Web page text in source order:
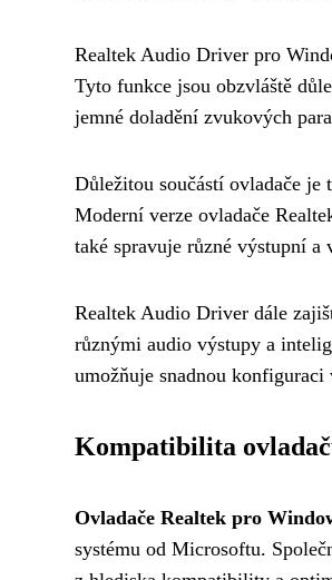
Realtek Audio Driver pro
Tyto funkce jsou obzvláště
jemné doladění zvukových
Důležitou součástí ovladače je
Moderní verze ovladače
také spravuje různé výstupní
Realtek Audio Driver dále
různými audio výstupy a
umožňuje snadnou
Kompatibilita
Ovladače Realtek pro
systému od Microsoftu.